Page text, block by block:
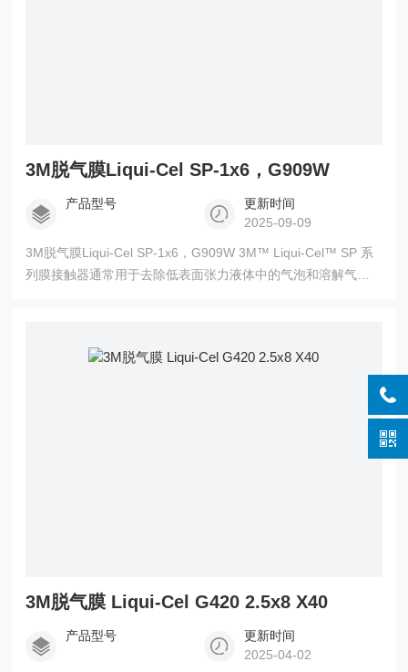
3M脱气膜Liqui-Cel SP-1x6，G909W
产品型号
更新时间
2025-09-09
3M脱气膜Liqui-Cel SP-1x6，G909W 3M™ Liqui-Cel™ SP 系
列膜接触器通常用于去除低表面张力液体中的气泡和溶解气
3M脱气膜 Liqui-Cel G420 2.5x8 X40
产品型号
更新时间
2025-04-02